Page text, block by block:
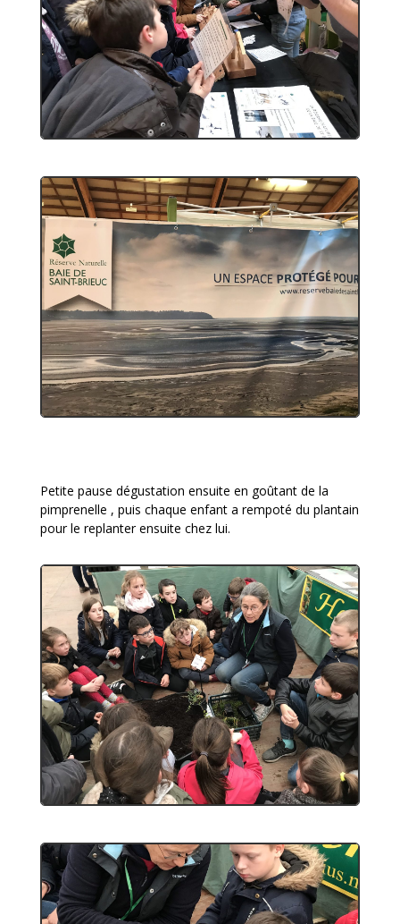
Petite pause dégustation ensuite en goûtant de la
pimprenelle , puis chaque enfant a rempoté du plantain
pour le replanter ensuite chez lui.